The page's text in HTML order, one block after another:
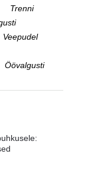
Trenni
Veepudel
Öövalgusti